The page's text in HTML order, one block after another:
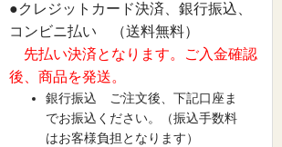
●クレジットカード決済、銀行振込、
コンビニ払い （送料無料）
先払い決済となります。ご入金確認
後、商品を発送。
銀行振込 ご注文後、下記口座ま
でお振込ください。（振込手数料
はお客様負担となります）